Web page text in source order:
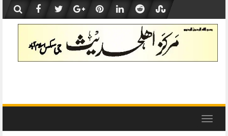
content
Toggle